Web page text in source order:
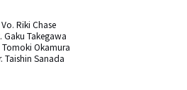
Vo. Riki Chase
Gaku Takegawa
Tomoki Okamura
Taishin Sanada